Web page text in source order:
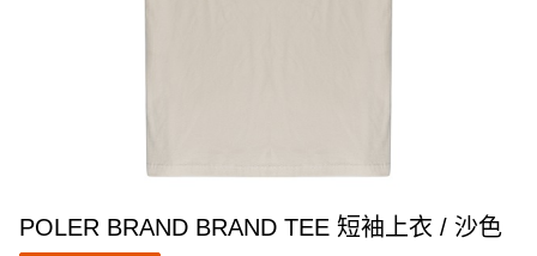
POLER BRAND BRAND TEE 短袖上衣 / 沙色